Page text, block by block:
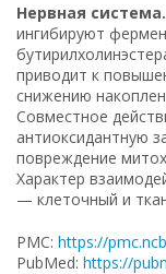
Нервная система.
ингибируют
приводит к
снижению
Совместное
антиоксидантную
повреждение
Характер
— клеточный и
PMC: https://
PubMed: https://